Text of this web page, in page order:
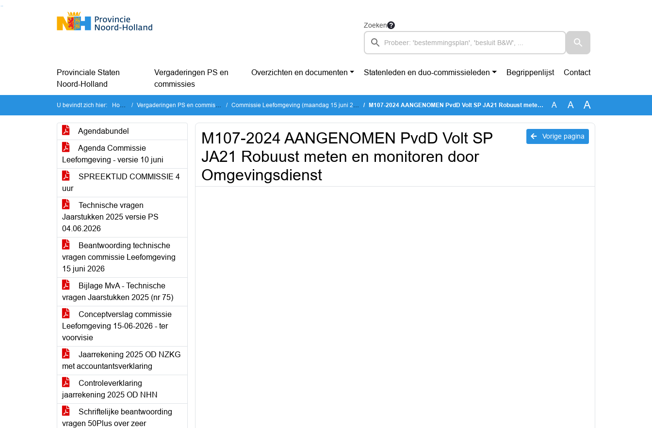
Ga naar de inhoud van deze pagina
Ga naar het zoeken
Zoeken
Provinciale Staten
Noord-Holland
Vergaderingen PS en
commissies
Overzichten en documenten Statenleden en duo-commissieleden Begrippenlijst Contact
U bevindt zich hier: Home Vergaderingen PS en commissies Commissie Leefomgeving (maandag 15 juni 2026) M107-2024 AANGENOMEN PvdD Volt SP JA21 Robuust meten en monitoren door Omgevingsdienst A A A
Agendabundel
Agenda Commissie
Leefomgeving - versie 10 juni
SPREEKTIJD COMMISSIE 4
uur
Technische vragen
Jaarstukken 2025 versie PS
04.06.2026
Beantwoording technische
vragen commissie Leefomgeving
15 juni 2026
Bijlage MvA - Technische
vragen Jaarstukken 2025 (nr 75)
Conceptverslag commissie
Leefomgeving 15-06-2026 - ter
voorvisie
Jaarrekening 2025 OD NZKG
met accountantsverklaring
Controleverklaring
jaarrekening 2025 OD NHN
Schriftelijke beantwoording
vragen 50Plus over zeer
Vorige pagina
M107-2024 AANGENOMEN PvdD Volt SP
JA21 Robuust meten en monitoren door
Omgevingsdienst